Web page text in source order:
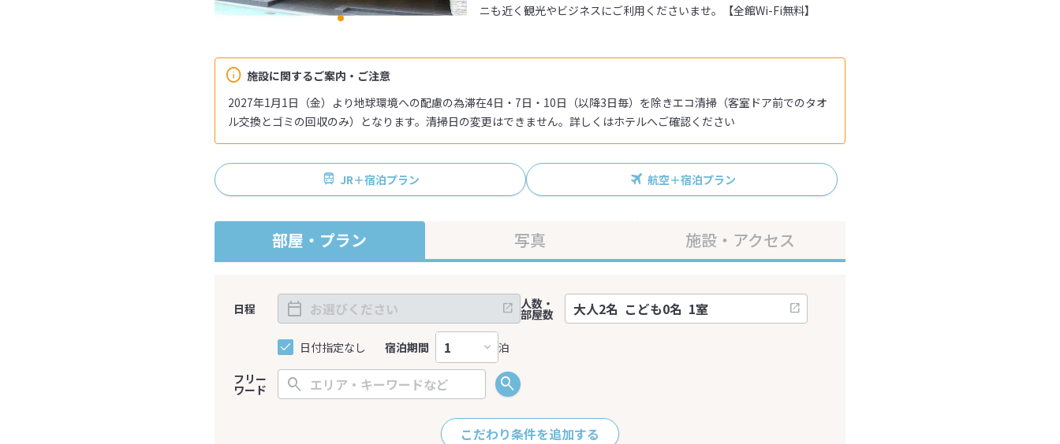
施設に関するご案内・ご注意
2027年1月1日（金）より地球環境への配慮の為滞在4日・7日・10日（以降3日毎）を除きエコ清掃（客室ドア前でのタオ
ル交換とゴミの回収のみ）となります。清掃日の変更はできません。詳しくはホテルへご確認ください
ニも近く観光やビジネスにご利用くださいませ。【全館Wi-Fi無料】
JR＋宿泊プラン 航空＋宿泊プラン
部屋・プラン 写真 施設・アクセス
日程
日付指定なし 宿泊期間 泊
人数・
部屋数
フリー
ワード
こだわり条件を追加する